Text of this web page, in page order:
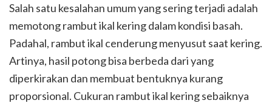
Salah satu kesalahan umum yang sering terjadi adalah
memotong rambut ikal kering dalam kondisi basah.
Padahal, rambut ikal cenderung menyusut saat kering.
Artinya, hasil potong bisa berbeda dari yang
diperkirakan dan membuat bentuknya kurang
proporsional. Cukuran rambut ikal kering sebaiknya